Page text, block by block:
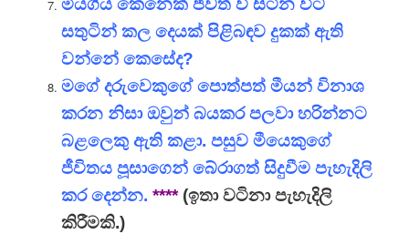
මියගිය කෙනෙක් ජීවත් වී සිටින විට
සතුටින් කල දෙයක් පිළිබඳව දුකක් ඇති
වන්නේ කෙසේද?
මගේ දරුවෙකුගේ පොත්පත් මීයන් විනාශ
කරන නිසා ඔවුන් බයකර පලවා හරින්නට
බළලෙකු ඇති කළා. පසුව මීයෙකුගේ
ජීවිතය පූසාගෙන් බේරාගත් සිදුවීම පැහැදිලි
කර දෙන්න. ****(ඉතා වටිනා පැහැදිලි
කිරීමකි.)